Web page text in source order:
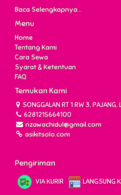
Baca Selengkapnya...
Menu
Home
Tentang Kami
Cara Sewa
Syarat & Ketentuan
FAQ
Temukan Kami
SONGGALAN RT 1 RW 3, PAJANG,
6281215664100
rizawachidul@gmail.com
asikitsolo.com
Pengiriman
VIA KURIR LANGSUNG